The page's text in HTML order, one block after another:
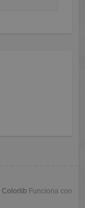
Colorlib Funciona con